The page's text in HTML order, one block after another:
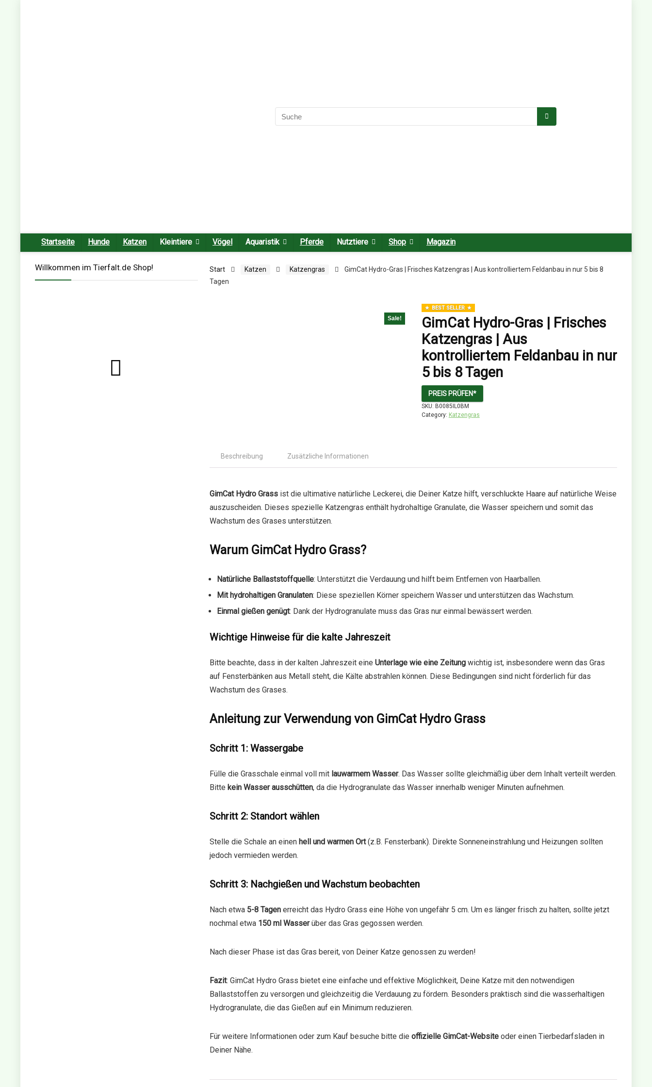
Startseite Hunde Katzen Kleintiere Vögel Aquaristik Pferde Nutztiere Shop Magazin
Start Katzen Katzengras
GimCat Hydro-Gras | Frisches Katzengras | Aus kontrolliertem Feldanbau in nur 5 bis 8
Tagen
Sale!
BEST SELLER
GimCat Hydro-Gras | Frisches
Katzengras | Aus
kontrolliertem Feldanbau in nur
5 bis 8 Tagen
PREIS PRÜFEN*
SKU: B0085IL0BM
Category: Katzengras
Beschreibung Zusätzliche Informationen
GimCat Hydro Grass ist die ultimative natürliche Leckerei, die Deiner Katze hilft, verschluckte Haare auf natürliche Weise
auszuscheiden. Dieses spezielle Katzengras enthält hydrohaltige Granulate, die Wasser speichern und somit das
Wachstum des Grases unterstützen.
Warum GimCat Hydro Grass?
Natürliche Ballaststoffquelle: Unterstützt die Verdauung und hilft beim Entfernen von Haarballen.
Mit hydrohaltigen Granulaten: Diese speziellen Körner speichern Wasser und unterstützen das Wachstum.
Einmal gießen genügt: Dank der Hydrogranulate muss das Gras nur einmal bewässert werden.
Wichtige Hinweise für die kalte Jahreszeit
Bitte beachte, dass in der kalten Jahreszeit eine Unterlage wie eine Zeitung wichtig ist, insbesondere wenn das Gras
auf Fensterbänken aus Metall steht, die Kälte abstrahlen können. Diese Bedingungen sind nicht förderlich für das
Wachstum des Grases.
Anleitung zur Verwendung von GimCat Hydro Grass
Schritt 1: Wassergabe
Fülle die Grasschale einmal voll mit lauwarmem Wasser. Das Wasser sollte gleichmäßig über dem Inhalt verteilt werden.
Bitte kein Wasser ausschütten, da die Hydrogranulate das Wasser innerhalb weniger Minuten aufnehmen.
Schritt 2: Standort wählen
Stelle die Schale an einen hell und warmen Ort(z.B. Fensterbank). Direkte Sonneneinstrahlung und Heizungen sollten
jedoch vermieden werden.
Schritt 3: Nachgießen und Wachstum beobachten
Nach etwa 5-8 Tagen erreicht das Hydro Grass eine Höhe von ungefähr 5 cm. Um es länger frisch zu halten, sollte jetzt
nochmal etwa 150 ml Wasserüber das Gras gegossen werden.
Nach dieser Phase ist das Gras bereit, von Deiner Katze genossen zu werden!
Fazit: GimCat Hydro Grass bietet eine einfache und effektive Möglichkeit, Deine Katze mit den notwendigen
Ballaststoffen zu versorgen und gleichzeitig die Verdauung zu fördern. Besonders praktisch sind die wasserhaltigen
Hydrogranulate, die das Gießen auf ein Minimum reduzieren.
Für weitere Informationen oder zum Kauf besuche bitte die offizielle GimCat-Website oder einen Tierbedarfsladen in
Deiner Nähe.
Willkommen im Tierfalt.de Shop!